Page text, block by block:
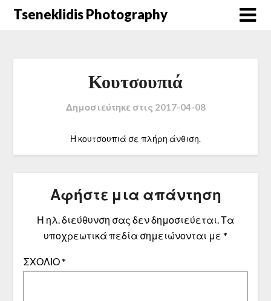
Μετάβαση
Tseneklidis Photography
Κουτσουπιά
Δημοσιεύτηκε στις 2017-04-08
Η κουτσουπιά σε πλήρη άνθιση.
Αφήστε μια απάντηση
Η ηλ. διεύθυνση σας δεν δημοσιεύεται.Τα
υποχρεωτικά πεδία σημειώνονται με *
ΣΧΌΛΙΟ*